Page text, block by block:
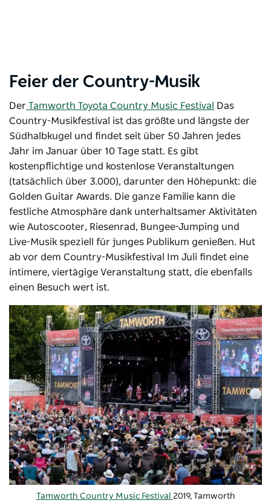
Feier der Country-Musik
Der Tamworth Toyota Country Music Festival
Das
Country-Musikfestival ist das größte und längste der
Südhalbkugel und findet seit über 50 Jahren jedes
Jahr im Januar über 10 Tage statt. Es gibt
kostenpflichtige und kostenlose Veranstaltungen
(tatsächlich über 3.000), darunter den Höhepunkt: die
Golden Guitar Awards. Die ganze Familie kann die
festliche Atmosphäre dank unterhaltsamer Aktivitäten
wie Autoscooter, Riesenrad, Bungee-Jumping und
Live-Musik speziell für junges Publikum genießen. Hut
ab vor dem Country-Musikfestival
Im Juli findet eine
intimere, viertägige Veranstaltung statt, die ebenfalls
einen Besuch wert ist.
Tamworth Country Music Festival 2019, Tamworth